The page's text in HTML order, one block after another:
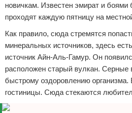
новичкам. Известен эмират и боями
проходят каждую пятницу на
Как правило, сюда стремятся
минеральных источников, здесь
источник Айн-Аль-Гамур. Он
расположен старый вулкан. Серные
быстрому оздоровлению
гостиницы. Сюда стекаются